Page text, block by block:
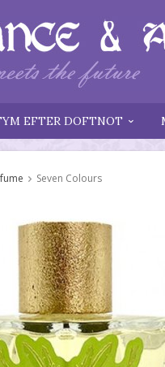
EFTER DOFTNOT
Seven Colours